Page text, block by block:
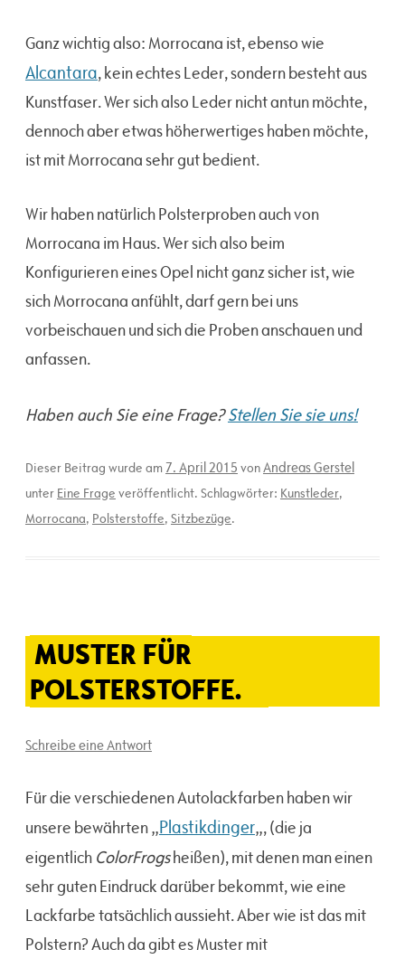
Ganz wichtig also: Morrocana ist, ebenso wie
Alcantara, kein echtes Leder, sondern besteht aus
Kunstfaser. Wer sich also Leder nicht antun möchte,
dennoch aber etwas höherwertiges haben möchte,
ist mit Morrocana sehr gut bedient.
Wir haben natürlich Polsterproben auch von
Morrocana im Haus. Wer sich also beim
Konfigurieren eines Opel nicht ganz sicher ist, wie
sich Morrocana anfühlt, darf gern bei uns
vorbeischauen und sich die Proben anschauen und
anfassen.
Haben auch Sie eine Frage?Stellen Sie sie uns!
Dieser Beitrag wurde am 7. April 2015 vonAndreas Gerstel
unter Eine Frage veröffentlicht. Schlagwörter: Kunstleder,
Morrocana, Polsterstoffe, Sitzbezüge.
MUSTER FÜR
POLSTERSTOFFE.
Schreibe eine Antwort
Für die verschiedenen Autolackfarben haben wir
unsere bewährten „Plastikdinger„, (die ja
eigentlich ColorFrogsheißen), mit denen man einen
sehr guten Eindruck darüber bekommt, wie eine
Lackfarbe tatsächlich aussieht. Aber wie ist das mit
Polstern? Auch da gibt es Muster mit